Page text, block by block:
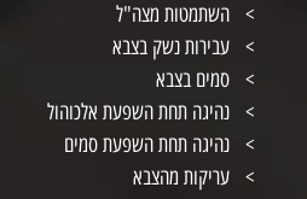
השתמטות מצה"ל
עבירות נשק בצבא
סמים בצבא
נהיגה תחת השפעת אלכוהול
נהיגה תחת השפעת סמים
עריקות מהצבא